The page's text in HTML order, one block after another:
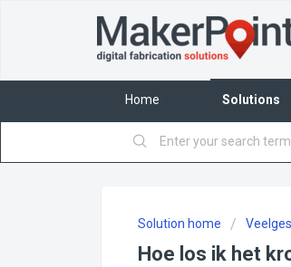
Home Solutions
Solution home
Hoe los ik het